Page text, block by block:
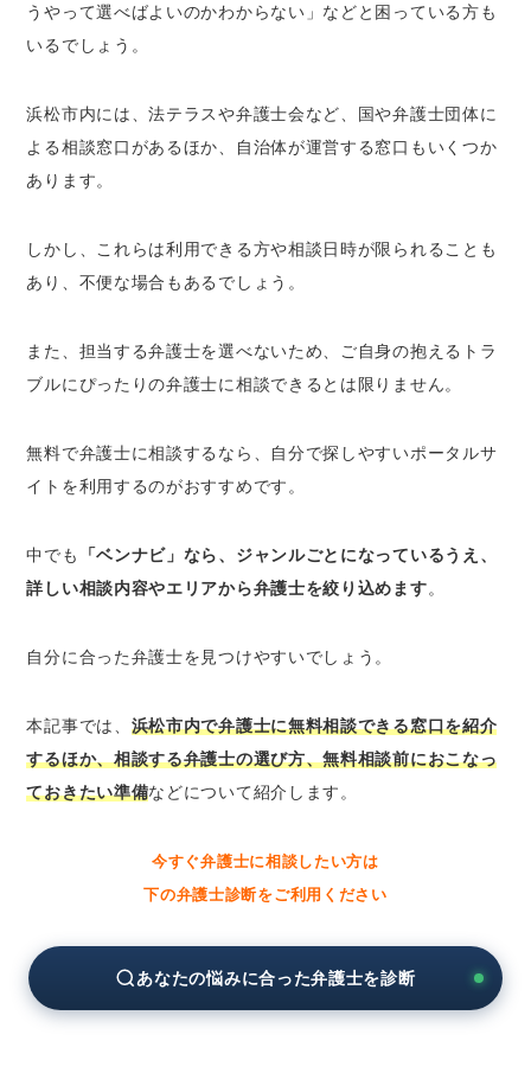
相続に関することなら「ベンナビ相続」
交通事故トラブルなら「ベンナビ交通事故」
労働に関することなら「ベンナビ労働問題」
借金問題のことなら「ベンナビ債務整理」
債権回収についてなら「ベンナビ債権回収」
浜松市内で弁護士に無料相談できる窓口
静岡県弁護士会 浜松法律相談センター
日弁連交通事故相談センター 浜松相談所
公益財団法人 住宅リフォーム・紛争処理支援
弁護士が注力している分野
事件の解決実績や対応経験
ネット上での口コミや評判
弁護士との無料相談を利用するときの準備
相談内容や希望などを明確にする
トラブルの経緯や人物関係を整理する
メモ用紙や筆記用具を持参する
無料相談後に弁護士へ依頼する場合の注意点
弁護士費用を曖昧なままにしておかない
相性が合わない弁護士には依頼をしない
うやって選べばよいのかわからない」などと困っている方も
いるでしょう。
浜松市内には、法テラスや弁護士会など、国や弁護士団体に
よる相談窓口があるほか、自治体が運営する窓口もいくつか
あります。
しかし、これらは利用できる方や相談日時が限られることも
あり、不便な場合もあるでしょう。
また、担当する弁護士を選べないため、ご自身の抱えるトラ
ブルにぴったりの弁護士に相談できるとは限りません。
無料で弁護士に相談するなら、自分で探しやすいポータルサ
イトを利用するのがおすすめです。
中でも
「ベンナビ」なら、ジャンルごとになっているうえ、
詳しい相談内容やエリアから弁護士を絞り込めます。
自分に合った弁護士を見つけやすいでしょう。
本記事では、 浜松市内で弁護士に無料相談できる窓口を紹介
するほか、相談する弁護士の選び方、無料相談前におこなっ
ておきたい準備などについて紹介します。
今すぐ弁護士に相談したい方は
下の弁護士診断をご利用ください
あなたの悩みに合った弁護士を診断